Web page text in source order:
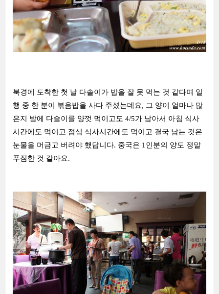
북경에 도착한 첫 날 다솔이가 밥을 잘 못 먹는 것 같다며 일
행 중 한 분이 볶음밥을 사다 주셨는데요, 그 양이 얼마나 많
은지 밤에 다솔이를 양껏 먹이고도 4/5가 남아서 아침 식사
시간에도 먹이고 점심 식사시간에도 먹이고 결국 남는 것은
눈물을 머금고 버려야 했답니다. 중국은 1인분의 양도 정말
푸짐한 것 같아요.